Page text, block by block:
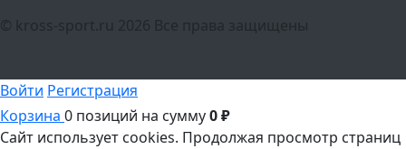
© kross-sport.ru
2026 Все права защищены
Войти Регистрация
Корзина 0 позиций на сумму0 ₽
Сайт использует cookies. Продолжая просмотр страниц